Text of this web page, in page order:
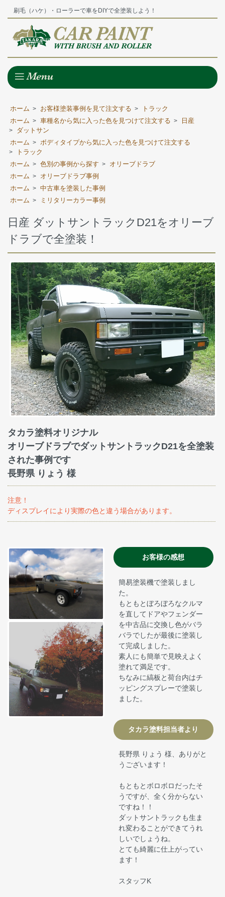
刷毛（ハケ）・ローラーで車をDIYで全塗装しよう！
ホーム > お客様塗装事例を見て注文する >
トラック
ホーム > 車種名から気に入った色を見つけて注文する > 日産
>
ダットサン
ホーム > ボディタイプから気に入った色を見つけて注文する
>
トラック
ホーム > 色別の事例から探す >
オリーブドラブ
ホーム >
オリーブドラブ事例
ホーム > 中古車を塗装した事例
ホーム > ミリタリーカラー事例
日産 ダットサントラックD21をオリーブ
ドラブで全塗装！
タカラ塗料オリジナル
オリーブドラブでダットサントラックD21を全塗装
された事例です
長野県 りょう 様
注意！
ディスプレイにより実際の色と違う場合があります。
お客様の感想
簡易塗装機で塗装しまし
た。
もともとぼろぼろなクルマ
を直してドアやフェンダー
を中古品に交換し色がバラ
バラでしたが最後に塗装し
て完成しました。
素人にも簡単で見映えよく
塗れて満足です。
ちなみに縞板と荷台内はチ
ッピングスプレーで塗装し
ました。
タカラ塗料担当者より
長野県 りょう 様、ありがと
うございます！
もともとボロボロだったそ
うですが、全く分からない
ですね！！
ダットサントラックも生ま
れ変わることができてうれ
しいでしょうね。
とても綺麗に仕上がってい
ます！
スタッフK